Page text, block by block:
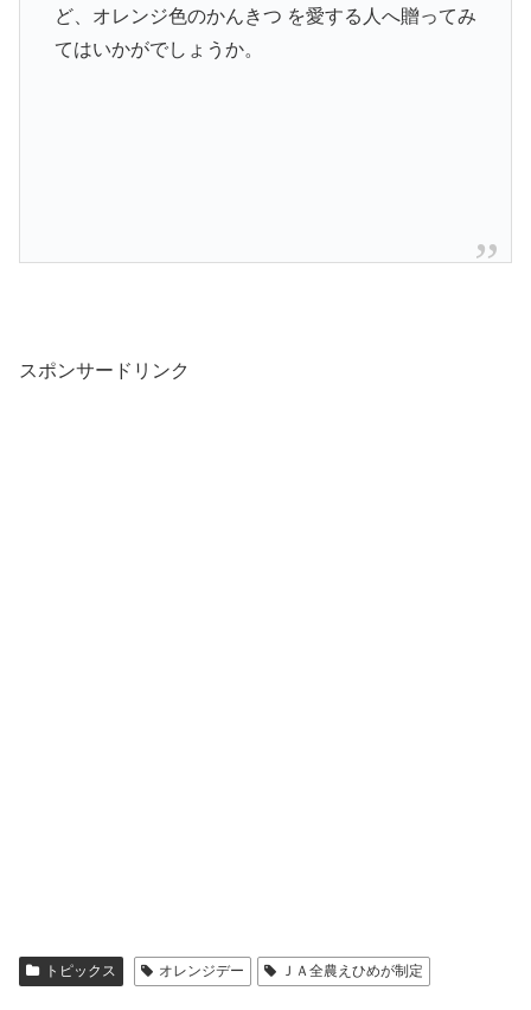
ど、オレンジ色のかんきつ を愛する人へ贈ってみ
てはいかがでしょうか。
スポンサードリンク
トピックス オレンジデー ＪＡ全農えひめが制定